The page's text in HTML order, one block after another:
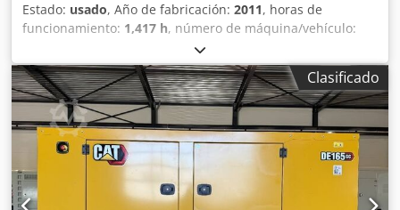
Estado: usado, Año de fabricación: 2011, horas de
funcionamiento: 1,417 h, número de máquina/vehículo:
, tipo de combustible:
motores:Caterpillar 3512, Finalidad de uso: Construcción
Peso en vacío: 14 000 kg Potencia del generador: 1250 kVA
Dimensiones de la zona de carga: 565 x 220 x 230 cm País
de fabricación: EE. UU. Póngase en contacto con el equipo
de DPX para obtener más información. = Opciones y
accesorios adicionales = Dcodezn Erlepfx Al Nok - Panel de
control
Clasificado